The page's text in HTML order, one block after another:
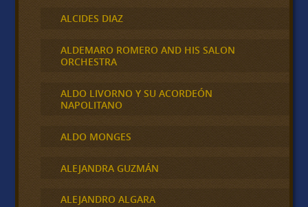
ALCIDES DIAZ
ALDEMARO ROMERO AND HIS SALON
ORCHESTRA
ALDO LIVORNO Y SU ACORDEÓN
NAPOLITANO
ALDO MONGES
ALEJANDRA GUZMÁN
ALEJANDRO ALGARA